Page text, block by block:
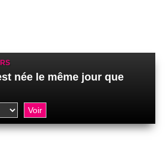
née le même jour que